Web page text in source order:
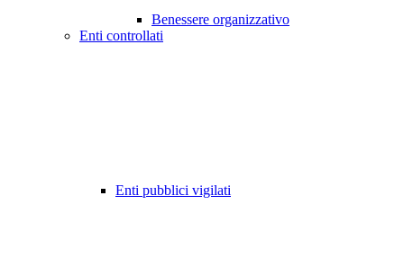
Benessere organizzativo
Enti controllati
Enti pubblici vigilati